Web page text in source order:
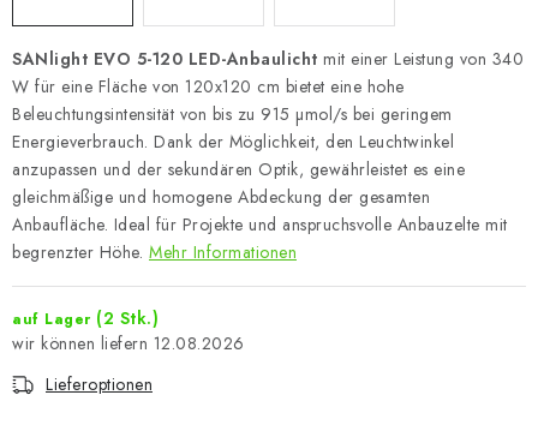
SANlight EVO 5-120 LED-Anbaulicht mit einer Leistung von 340
W für eine Fläche von 120x120 cm bietet eine hohe
Beleuchtungsintensität von bis zu 915 µmol/s bei geringem
Energieverbrauch. Dank der Möglichkeit, den Leuchtwinkel
anzupassen und der sekundären Optik, gewährleistet es eine
gleichmäßige und homogene Abdeckung der gesamten
Anbaufläche. Ideal für Projekte und anspruchsvolle Anbauzelte mit
begrenzter Höhe. Mehr Informationen
auf Lager (2 Stk.)
12.08.2026
Lieferoptionen